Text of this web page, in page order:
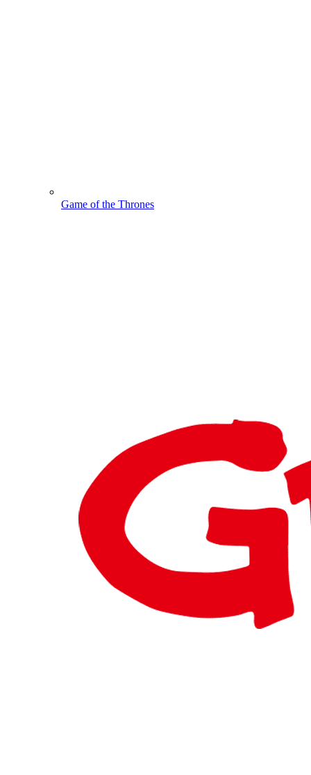
Game of the Thrones